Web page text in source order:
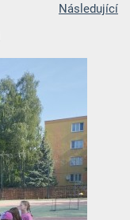
Následující